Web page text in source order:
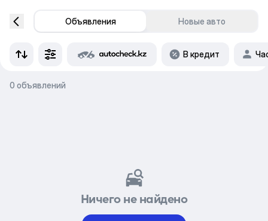
Объявления Новые авто
В кредит
0 объявлений
Ничего не найдено